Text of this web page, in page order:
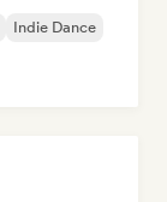
Indie Dance